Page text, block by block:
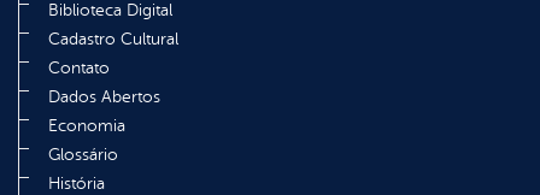
Biblioteca Digital
Cadastro Cultural
Contato
Dados Abertos
Economia
Glossário
História